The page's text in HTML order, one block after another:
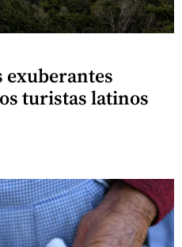
exuberantes
turistas latinos